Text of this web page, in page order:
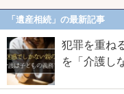
「遺産相続」の最新記事
犯罪を重ね
を「介護し